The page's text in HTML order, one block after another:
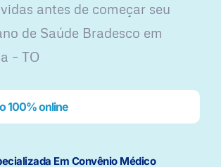
antes de começar seu
de Saúde Bradesco em
– TO
100% online
Em Convênio Médico